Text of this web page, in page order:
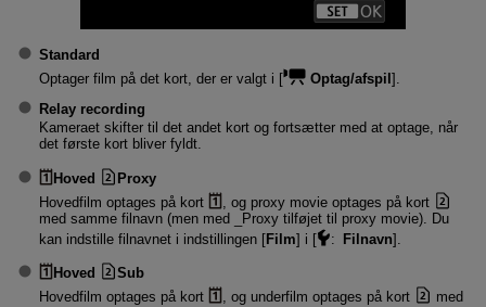
Standard
Optager film på det kort, der er valgt i [
Optag/afspil ].
Relay recording
Kameraet skifter til det andet kort og fortsætter med at optage, når
det første kort bliver fyldt.
Hoved
Proxy
Hovedfilm optages på kort
, og proxy movie optages på kort
med samme filnavn (men med _Proxy tilføjet til proxy movie). Du
kan indstille filnavnet i indstillingen [Film] i [ : Filnavn].
Hoved
Sub
Hovedfilm optages på kort
, og underfilm optages på kort
med